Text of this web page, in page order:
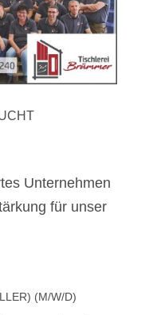
Unternehmen
für unser
(M/W/D)